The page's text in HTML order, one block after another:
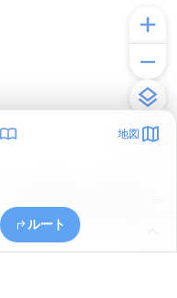
地図
ルート